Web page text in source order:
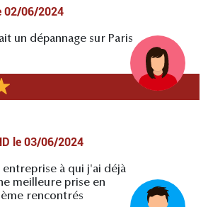
02/06/2024
un dépannage sur Paris
le 03/06/2024
entreprise à qui j'ai déjà
meilleure prise en
rencontrés